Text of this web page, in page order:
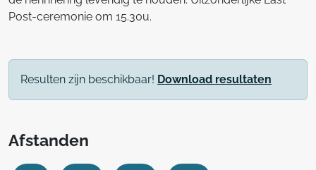
Post-ceremonie om 15.30u.
Resulten zijn beschikbaar! Download resultaten
Afstanden